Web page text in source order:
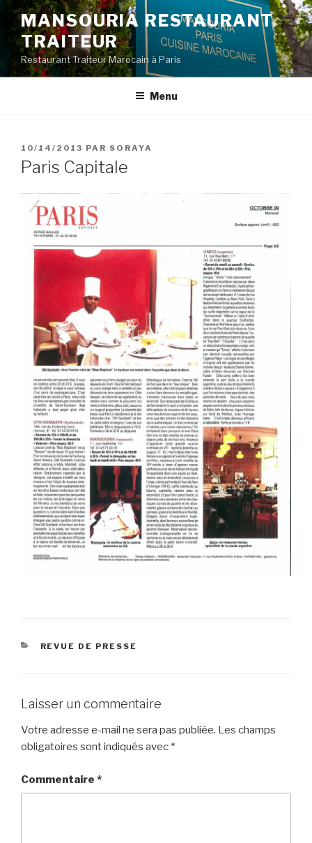
Aller
contenu
principal
MANSOURIA RESTAURANT
TRAITEUR
Restaurant Traiteur Marocain à Paris
Menu
PUBLIÉ
LE
10/14/2013 PAR SORAYA
Paris Capitale
CATÉGORIES
REVUE DE PRESSE
Laisser un commentaire
Votre adresse e-mail ne sera pas publiée. Les champs
obligatoires sont indiqués avec *
Commentaire *